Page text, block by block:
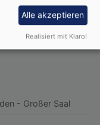
- Großer Saal
Alle akzeptieren
Realisiert mit Klaro!